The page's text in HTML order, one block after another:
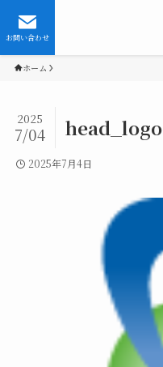
お問い合わせ
ホーム
head_logo
2025
7/04
2025年7月4日